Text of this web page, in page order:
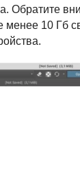
Обратите
менее 10 Гб